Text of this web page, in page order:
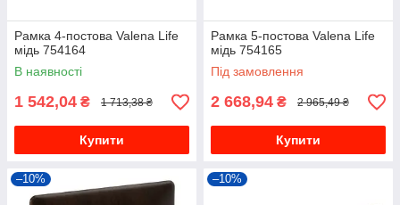
Рамка 4-постова Valena Life
мідь 754164
В наявності
1 542,04 ₴ 1 713,38 ₴
Купити
Рамка 5-постова Valena Life
мідь 754165
Під замовлення
2 668,94 ₴ 2 965,49 ₴
Купити
–10% –10%